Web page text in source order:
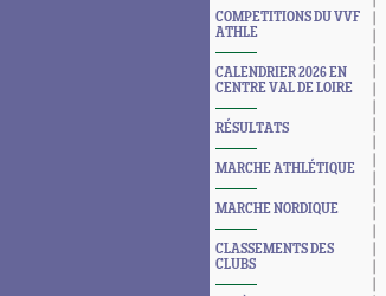
COMPETITIONS DU VVF
ATHLE
CALENDRIER 2026 EN
CENTRE VAL DE LOIRE
RÉSULTATS
MARCHE ATHLÉTIQUE
MARCHE NORDIQUE
CLASSEMENTS DES
CLUBS